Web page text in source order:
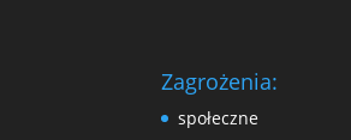
Zagrożenia:
społeczne